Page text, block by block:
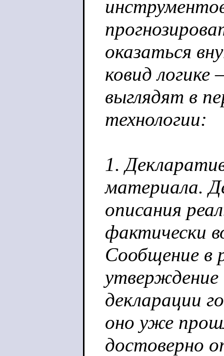
оказаться
ковид логике
выглядят в
технологии:
1.
материала.
описания
фактически
Сообщение в
утверждение
декларации
оно уже
достоверно